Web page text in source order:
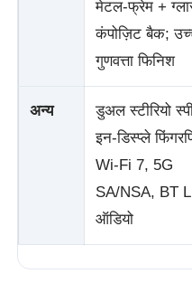
मेटल-फ्रेम +
कंपोज़िट बैक;
गुणवत्ता फिनिश
अन्य
डुअल स्टीरियो
इन-डिस्प्ले
Wi-Fi 7, 5G
SA/NSA, BT
ऑडियो